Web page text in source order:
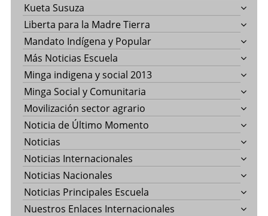
Kueta Susuza
Liberta para la Madre Tierra
Mandato Indígena y Popular
Más Noticias Escuela
Minga indigena y social 2013
Minga Social y Comunitaria
Movilización sector agrario
Noticia de Último Momento
Noticias
Noticias Internacionales
Noticias Nacionales
Noticias Principales Escuela
Nuestros Enlaces Internacionales